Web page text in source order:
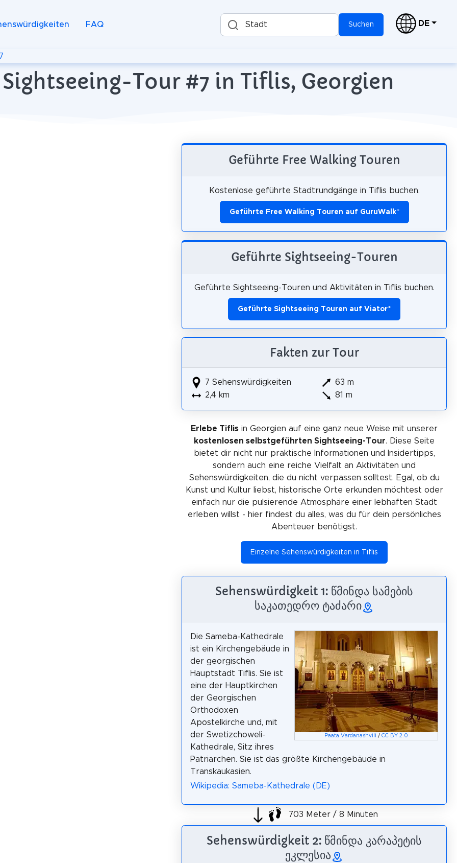
FAQ Stadt Suchen DE
Tour #7 in Tiflis, Georgien
Geführte Free Walking Touren
Kostenlose geführte Stadtrundgänge in Tiflis buchen.
Geführte Free Walking Touren auf GuruWalk*
Geführte Sightseeing-Touren
Geführte Sightseeing-Touren und Aktivitäten in Tiflis buchen.
Geführte Sightseeing Touren auf Viator*
Fakten zur Tour
7 Sehenswürdigkeiten
2,4 km
63 m
81 m
Erlebe Tiflis in Georgien auf eine ganz neue Weise mit unserer
kostenlosen selbstgeführten Sightseeing-Tour. Diese Seite
bietet dir nicht nur praktische Informationen und Insidertipps,
sondern auch eine reiche Vielfalt an Aktivitäten und
Sehenswürdigkeiten, die du nicht verpassen solltest. Egal, ob du
Kunst und Kultur liebst, historische Orte erkunden möchtest oder
einfach nur die pulsierende Atmosphäre einer lebhaften Stadt
erleben willst - hier findest du alles, was du für dein persönliches
Abenteuer benötigst.
Einzelne Sehenswürdigkeiten in Tiflis
Sehenswürdigkeit 1: წმინდა სამების
საკათედრო ტაძარი
Paata Vardanashvili /CC BY 2.0
Die Sameba-Kathedrale
ist ein Kirchengebäude in
der georgischen
Hauptstadt Tiflis. Sie ist
eine der Hauptkirchen
der Georgischen
Orthodoxen
Apostelkirche und, mit
der Swetizchoweli-
Kathedrale, Sitz ihres
Patriarchen. Sie ist das größte Kirchengebäude in
Transkaukasien.
Wikipedia: Sameba-Kathedrale (DE)
703 Meter / 8 Minuten
Sehenswürdigkeit 2: წმინდა კარაპეტის
ეკლესია